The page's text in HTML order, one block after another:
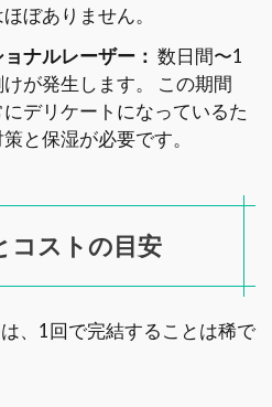
ぼありません。
ナルレーザー： 数日間〜1
が発生します。 この期間
デリケートになっているた
と保湿が必要です。
コストの目安
、1回で完結することは稀で